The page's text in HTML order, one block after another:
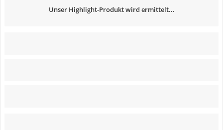
Unser Highlight-Produkt wird ermittelt...